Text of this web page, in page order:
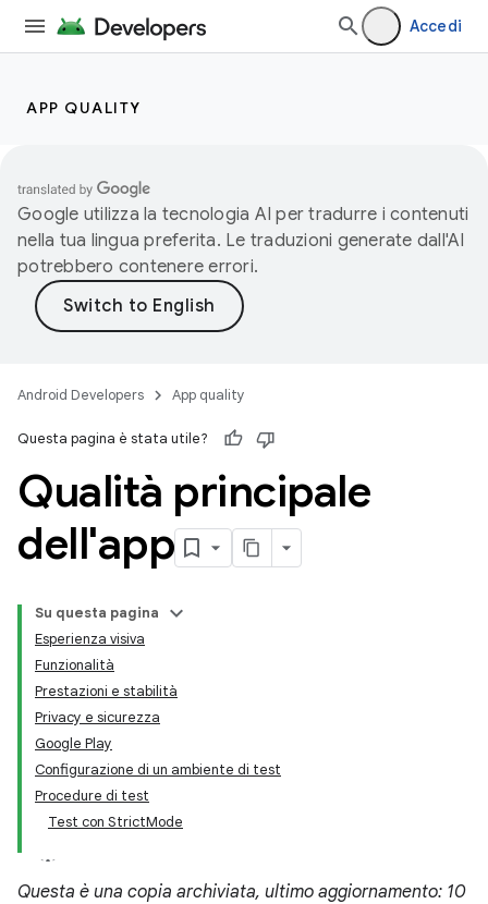
Accedi
APP QUALITY
Google utilizza la tecnologia AI per tradurre i contenuti
nella tua lingua preferita. Le traduzioni generate dall'AI
potrebbero contenere errori.
Android Developers App quality
Questa pagina è stata utile?
Qualità principale
dell'app
Su questa pagina
Esperienza visiva
Funzionalità
Prestazioni e stabilità
Privacy e sicurezza
Google Play
Configurazione di un ambiente di test
Procedure di test
Test con StrictMode
Questa è una copia archiviata, ultimo aggiornamento: 10